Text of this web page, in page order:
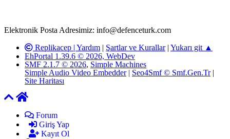
Elektronik Posta Adresimiz: info@defenceturk.com
Replikacep | Yardım | Şartlar ve Kurallar| Yukarı git ▲
EhPortal 1.39.6 © 2026, WebDev
SMF 2.1.7 © 2026, Simple Machines
Simple Audio Video Embedder | Seo4Smf © Smf.Gen.Tr|
Site Haritası
Forum
Giriş Yap
Kayıt Ol